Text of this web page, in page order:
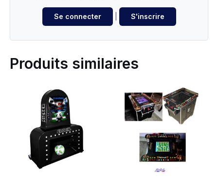
Se connecter S'inscrire
Produits similaires